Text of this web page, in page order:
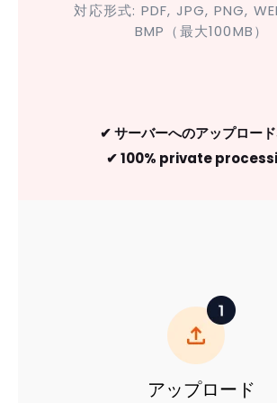
対応形式: PDF, JPG, PNG,
BMP（最大100MB）
✔ サーバーへのアップロー
✔ 100% private
アップロード